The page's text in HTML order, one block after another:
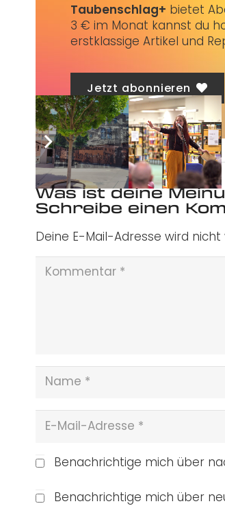
Taubenschlag+ bietet
3 € im Monat kannst du
erstklassige Artikel und
Jetzt abonnieren
Was ist deine
Schreibe einen
Deine E-Mail-Adresse wird
Benachrichtige mich über
Benachrichtige mich über